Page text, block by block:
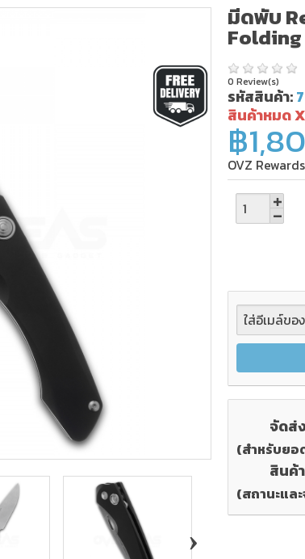
›
มีดพับ
Folding
0 Review(s)
รหัสสินค้า:
สินค้าหมด X
฿
OVZ
จัดส่
(สำหรับยอ
สินค้
(สถานะแล